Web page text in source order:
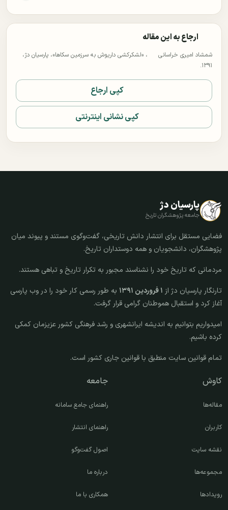
ارجاع به این مقاله
شمشاد امیری خراسانی
، «لشکرکشی داریوش به سرزمین سکاها»، پارسیان دژ،
۱۳۹۱.
کپی ارجاع
کپی نشانی اینترنتی
پارسیان دژ
جامعه پژوهشگران تاریخ
فضایی مستقل برای انتشار دانش تاریخی، گفت‌وگوی مستند و پیوند میان
پژوهشگران، دانشجویان و همه دوستداران تاریخ.
مردمانی که تاریخ خود را نشناسند مجبور به تکرار تاریخ و تباهی هستند.
تارنگار پارسیان دژ از ۱ فروردین ۱۳۹۱
به طور رسمی کار خود را در وب پارسی
آغاز کرد و استقبال هموطنان گرامی قرار گرفت.
امیدواریم بتوانیم به اندیشه ایرانشهری و رشد فرهنگی کشور عزیزمان کمکی
کرده باشیم.
تمام قوانین سایت منطبق با قوانین جاری کشور است.
کاوش
مقاله‌ها
کاربران
نقشه سایت
مجموعه‌ها
رویدادها
جامعه
راهنمای جامع سامانه
راهنمای انتشار
اصول گفت‌وگو
درباره ما
همکاری با ما